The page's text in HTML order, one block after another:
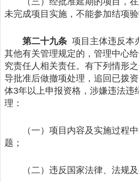
未完成项目实施，不能参加结项验
第二十九条 项目主体违反本
其他有关管理规定的，管理中心
究责任人相关责任。有下列情形
导批准后做撤项处理，追回已拨
体3年以上申报资格，涉嫌违法违
理：
（一）项目内容及实施过程
题；
（二）违反国家法律、法规